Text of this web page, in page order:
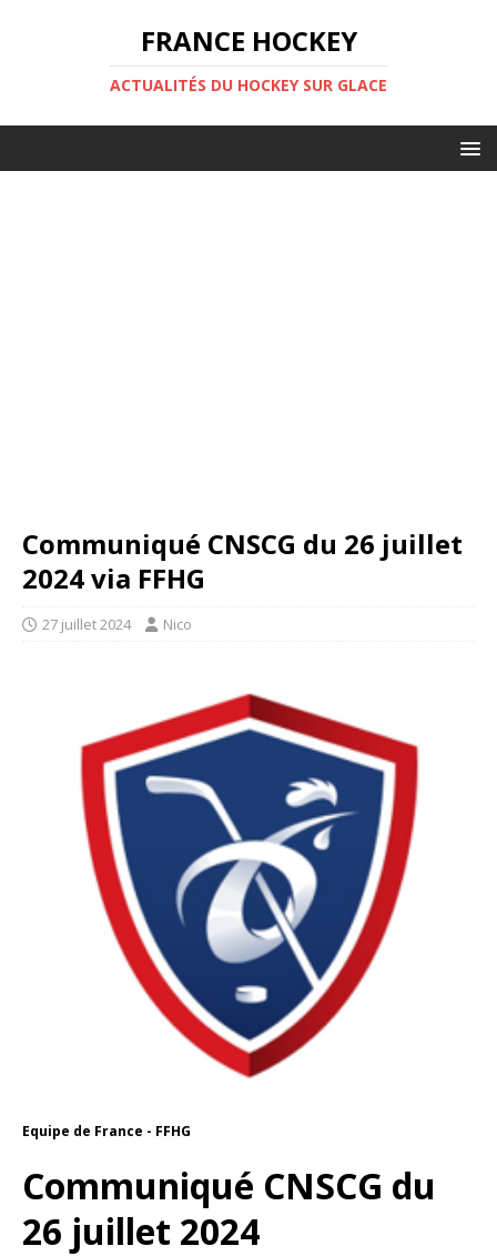
FRANCE HOCKEY
ACTUALITÉS DU HOCKEY SUR GLACE
Communiqué CNSCG du 26 juillet
2024 via FFHG
27 juillet 2024 Nico
Equipe de France - FFHG
Communiqué CNSCG du
26 juillet 2024